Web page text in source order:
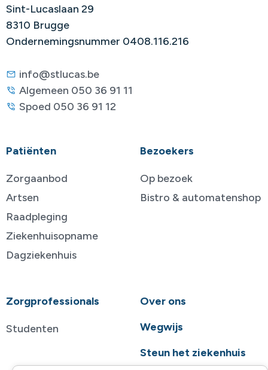
Sint-Lucaslaan 29
8310 Brugge
Ondernemingsnummer 0408.116.216
info@stlucas.be
Algemeen 050 36 91 11
Spoed 050 36 91 12
Patiënten
Zorgaanbod
Artsen
Raadpleging
Ziekenhuisopname
Dagziekenhuis
Bezoekers
Op bezoek
Bistro & automatenshop
Zorgprofessionals
Studenten
Over ons
Wegwijs
Steun het ziekenhuis